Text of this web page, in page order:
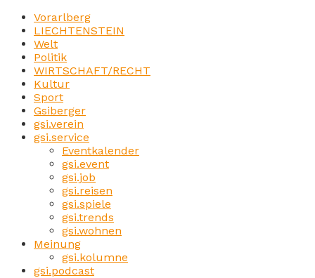
Vorarlberg
LIECHTENSTEIN
Welt
Politik
WIRTSCHAFT/RECHT
Kultur
Sport
Gsiberger
gsi.verein
gsi.service
Eventkalender
gsi.event
gsi.job
gsi.reisen
gsi.spiele
gsi.trends
gsi.wohnen
Meinung
gsi.kolumne
gsi.podcast